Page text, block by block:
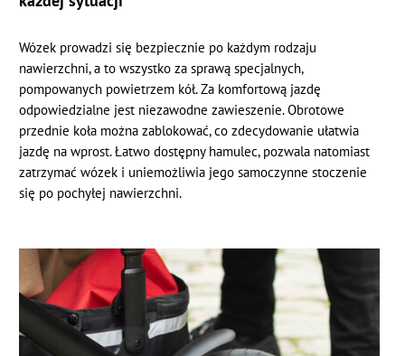
Wózek prowadzi się bezpiecznie po każdym rodzaju
nawierzchni, a to wszystko za sprawą specjalnych,
pompowanych powietrzem kół. Za komfortową jazdę
odpowiedzialne jest niezawodne zawieszenie. Obrotowe
przednie koła można zablokować, co zdecydowanie ułatwia
jazdę na wprost. Łatwo dostępny hamulec, pozwala natomiast
zatrzymać wózek i uniemożliwia jego samoczynne stoczenie
się po pochyłej nawierzchni.